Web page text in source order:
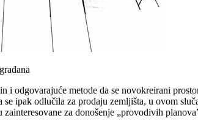
i odgovarajuće metode da se novokreirani
ipak odlučila za prodaju zemljišta, u ovom
za donošenje „provodivih